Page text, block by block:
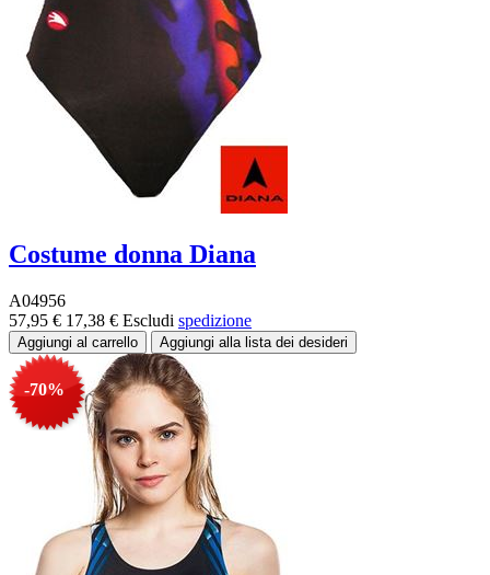
Costume donna Diana
A04956
57,95 € 17,38 € Escludi spedizione
-70%